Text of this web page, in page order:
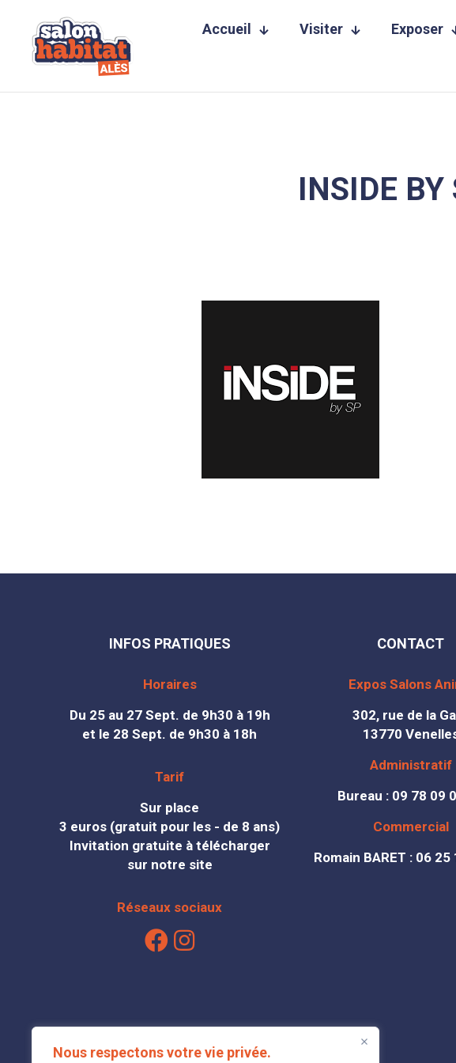
Nous respectons votre vie privée.
Accueil Visiter Exposer
INSIDE
INFOS PRATIQUES
Horaires
Du 25 au 27 Sept. de 9h30 à 19h
et le 28 Sept. de 9h30 à 18h
Tarif
Sur place
3 euros (gratuit pour les - de 8 ans)
Invitation gratuite à télécharger
sur notre site
Réseaux sociaux
CONTACT
Expos Salons
302, rue de la
13770
Administratif
Bureau : 09 78 09
Commercial
Romain BARET : 06 25